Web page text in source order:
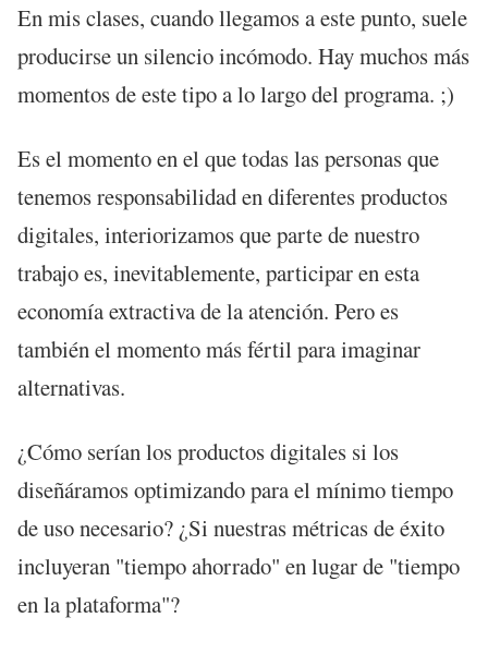
En mis clases, cuando llegamos a este punto, suele
producirse un silencio incómodo. Hay muchos más
momentos de este tipo a lo largo del programa. ;)
Es el momento en el que todas las personas que
tenemos responsabilidad en diferentes productos
digitales, interiorizamos que parte de nuestro
trabajo es, inevitablemente, participar en esta
economía extractiva de la atención. Pero es
también el momento más fértil para imaginar
alternativas.
¿Cómo serían los productos digitales si los
diseñáramos optimizando para el mínimo tiempo
de uso necesario? ¿Si nuestras métricas de éxito
incluyeran "tiempo ahorrado" en lugar de "tiempo
en la plataforma"?